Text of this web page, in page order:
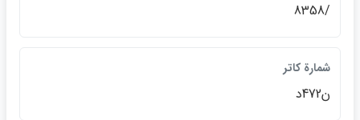
/8358
شمارة كاتر
ن472د